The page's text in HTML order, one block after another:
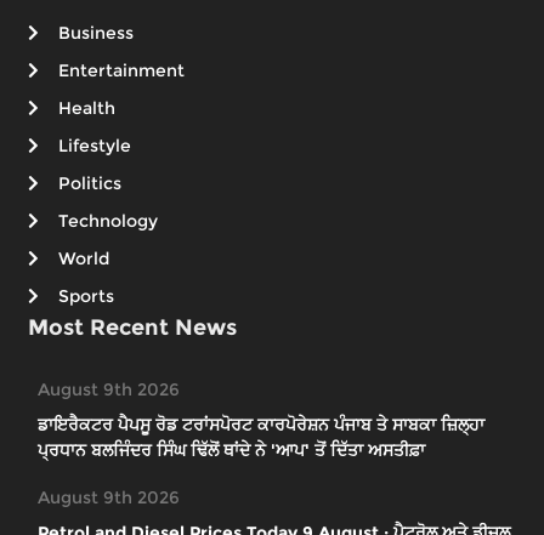
Business
Entertainment
Health
Lifestyle
Politics
Technology
World
Sports
Most Recent News
August 9th 2026
ਡਾਇਰੈਕਟਰ ਪੈਪਸੂ ਰੋਡ ਟਰਾਂਸਪੋਰਟ ਕਾਰਪੋਰੇਸ਼ਨ ਪੰਜਾਬ ਤੇ ਸਾਬਕਾ ਜ਼ਿਲ੍ਹਾ
ਪ੍ਰਧਾਨ ਬਲਜਿੰਦਰ ਸਿੰਘ ਢਿੱਲੋਂ ਥਾਂਦੇ ਨੇ 'ਆਪ' ਤੋਂ ਦਿੱਤਾ ਅਸਤੀਫ਼ਾ
August 9th 2026